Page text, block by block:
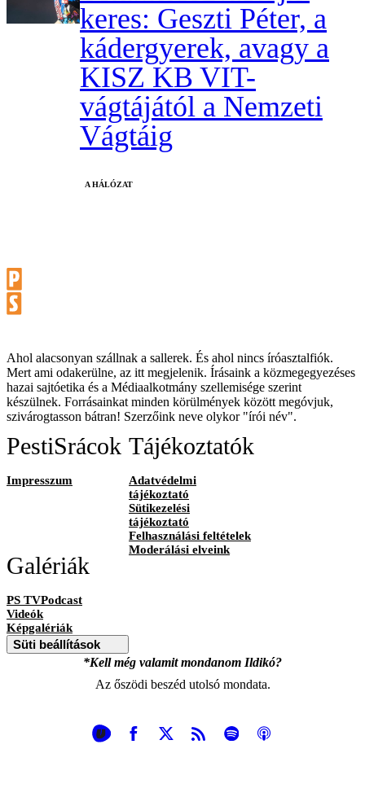
keres: Geszti Péter, a
kádergyerek, avagy a
KISZ KB VIT-
vágtájától a Nemzeti
Vágtáig
A HÁLÓZAT
Ahol alacsonyan szállnak a sallerek. És ahol nincs íróasztalfiók.
Mert ami odakerülne, az itt megjelenik. Írásaink a közmegegyezéses
hazai sajtóetika és a Médiaalkotmány szellemisége szerint
készülnek. Forrásainkat minden körülmények között megóvjuk,
szivárogtasson bátran! Szerzőink neve olykor "írói név".
PestiSrácok
Impresszum
Tájékoztatók
Adatvédelmi
tájékoztató
Sütikezelési
tájékoztató
Felhasználási feltételek
Moderálási elveink
Galériák
PS TVPodcast
Videók
Képgalériák
Süti beállítások
*Kell még valamit mondanom Ildikó?
Az őszödi beszéd utolsó mondata.